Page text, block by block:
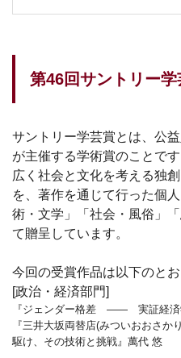
第46回サントリー学
サントリー学芸賞とは、公
が主催する学術賞のことです
広く社会と文化を考える独
を、著作を通じて行った個
術・文学」「社会・風俗」
て贈呈しています。
今回の受賞作品は以下のとお
[政治・経済部門]
『ジェンダー格差 —— 実証経済
『三井大坂両替店(みついおお
駆け、その技術と挑戦』萬代 悠